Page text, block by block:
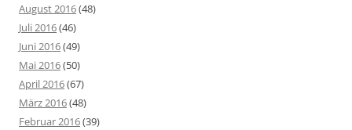
August 2016(48)
Juli 2016(46)
Juni 2016(49)
Mai 2016(50)
April 2016(67)
März 2016(48)
Februar 2016(39)